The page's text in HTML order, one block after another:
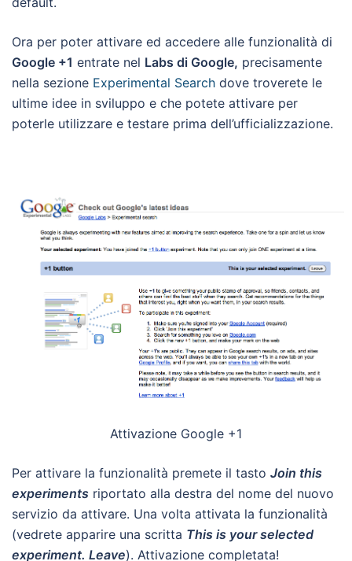
Ora per poter attivare ed accedere alle funzionalità di
Google +1 entrate nel Labs di Google, precisamente
nella sezione Experimental Search dove troverete le
ultime idee in sviluppo e che potete attivare per
poterle utilizzare e testare prima dell’ufficializzazione.
Attivazione Google +1
Per attivare la funzionalità premete il tasto Join this
experiments riportato alla destra del nome del nuovo
servizio da attivare. Una volta attivata la funzionalità
(vedrete apparire una scritta This is your selected
experiment. Leave). Attivazione completata!